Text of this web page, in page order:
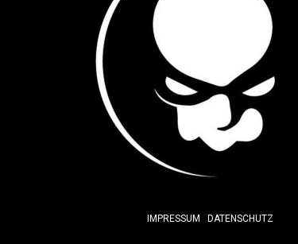
IMPRESSUM DATENSCHUTZ